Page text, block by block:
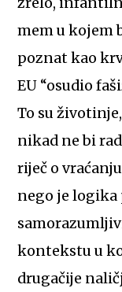
zrelo,
mem u kojem
poznat kao
EU “osudio
To su
nikad ne bi
riječ o
nego je
kontekstu u
drugačije